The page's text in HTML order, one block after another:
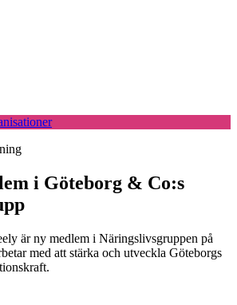
i Göteborg & Co:s
är ny medlem i Näringslivsgruppen på
med att stärka och utveckla Göteborgs